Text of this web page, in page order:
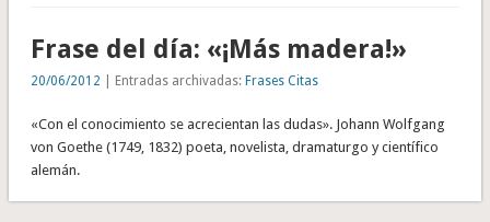
Frase del día: «¡Más madera!»
20/06/2012 | Entradas archivadas: Frases Citas
«Con el conocimiento se acrecientan las dudas». Johann Wolfgang
von Goethe (1749, 1832) poeta, novelista, dramaturgo y científico
alemán.